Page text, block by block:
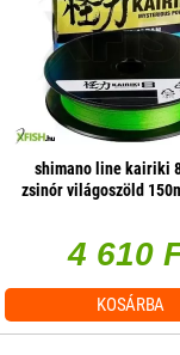
shimano line kairiki
zsinór világoszöld
4 610
KOSÁRBA